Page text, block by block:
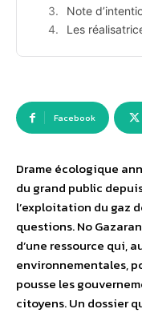
Note
Les
Facebook
Drame écologique
du grand public
l’exploitation du gaz
questions. No
d’une ressource qui,
environnementales,
pousse les
citoyens. Un dossier